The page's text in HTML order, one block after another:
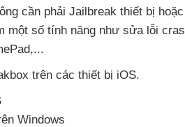
cần phải Jailbreak thiết bị
một số tính năng như sửa lỗi
trên các thiết bị iOS.
Windows